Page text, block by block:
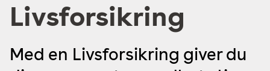
Livsforsikring
Med en Livsforsikring giver du